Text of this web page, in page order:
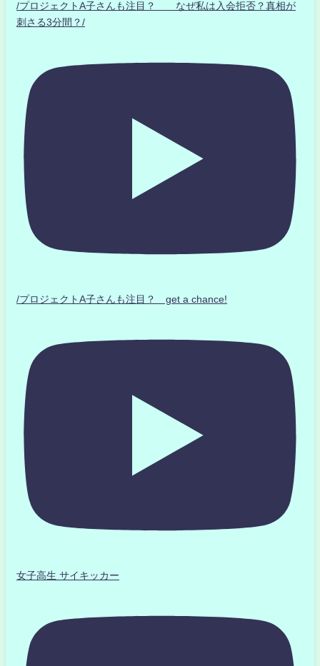
/プロジェクトA子さんも注目？ なぜ私は入会拒否？真相が
刺さる3分間？/
/プロジェクトA子さんも注目？ get a chance!
女子高生 サイキッカー